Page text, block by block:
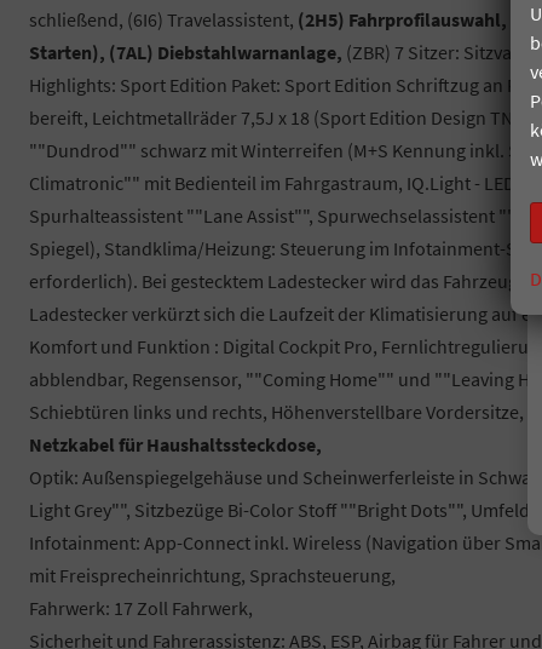
schließend, (6I6) Travelassistent, (2H5) Fahrprofilauswahl,
Starten), (7AL) Diebstahlwarnanlage, (ZBR) 7 Sitzer:
Highlights: Sport Edition Paket: Sport Edition Schriftzug an
bereift, Leichtmetallräder 7,5J x 18 (Sport Edition Design
""Dundrod"" schwarz mit Winterreifen (M+S Kennung inkl.
Climatronic"" mit Bedienteil im Fahrgastraum, IQ.Light - LED-
Spurhalteassistent ""Lane Assist"", Spurwechselassistent
Spiegel), Standklima/Heizung: Steuerung im Infotainment-
erforderlich). Bei gestecktem Ladestecker wird das Fahrzeug
Ladestecker verkürzt sich die Laufzeit der Klimatisierung auf
Komfort und Funktion : Digital Cockpit Pro,
abblendbar, Regensensor, ""Coming Home"" und ""Leaving
Schiebtüren links und rechts, Höhenverstellbare Vordersitze,
Netzkabel für Haushaltssteckdose,
Optik: Außenspiegelgehäuse und Scheinwerferleiste in
Light Grey"", Sitzbezüge Bi-Color Stoff ""Bright Dots"",
Infotainment: App-Connect inkl. Wireless (Navigation über
mit Freisprecheinrichtung, Sprachsteuerung,
Fahrwerk: 17 Zoll Fahrwerk,
Sicherheit und Fahrerassistenz: ABS, ESP, Airbag für Fahrer